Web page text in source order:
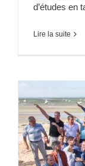
d’études en
Lire la suite